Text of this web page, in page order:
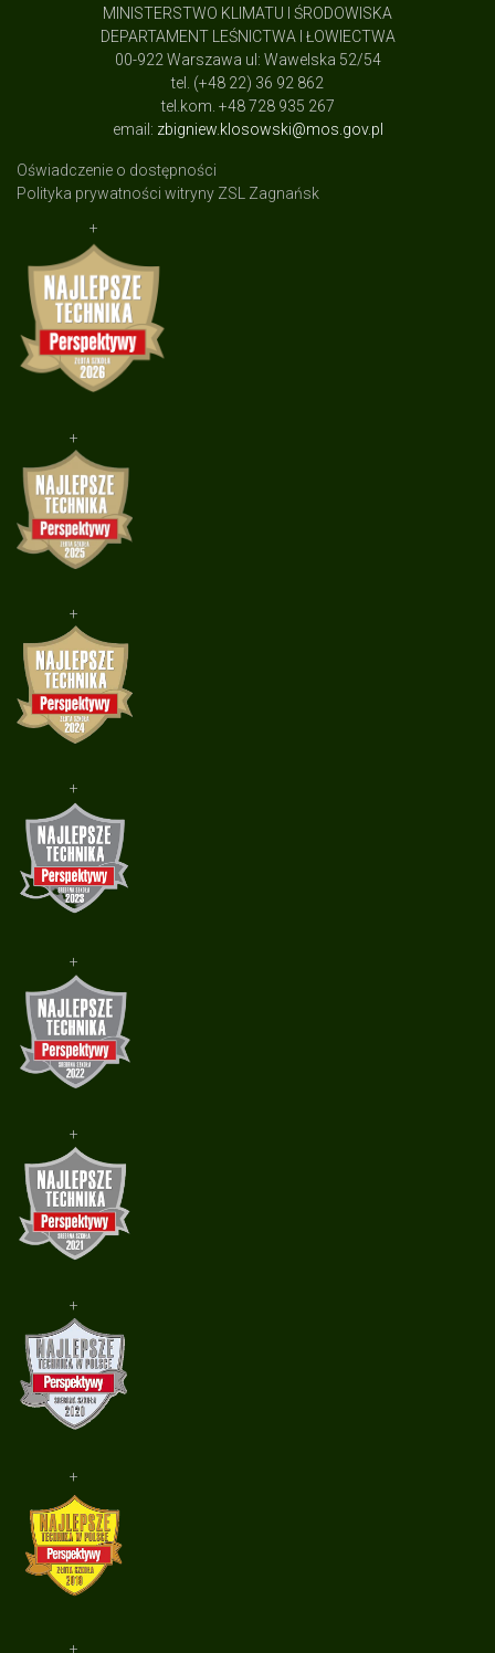
MINISTERSTWO KLIMATU I ŚRODOWISKA
DEPARTAMENT LEŚNICTWA I ŁOWIECTWA
00-922 Warszawa ul: Wawelska 52/54
tel. (+48 22) 36 92 862
tel.kom. +48 728 935 267
email: zbigniew.klosowski@mos.gov.pl
Oświadczenie o dostępności
Polityka prywatności witryny ZSL Zagnańsk
+
+
+
+
+
+
+
+
+